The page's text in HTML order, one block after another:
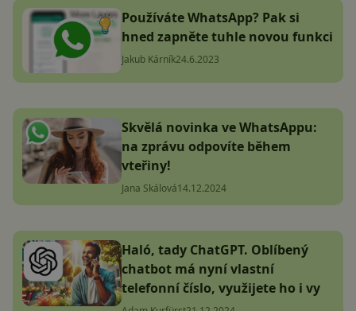
Používáte WhatsApp? Pak si
hned zapněte tuhle novou funkci
Jakub Kárník24.6.2023
Skvělá novinka ve WhatsAppu:
na zprávu odpovíte během
vteřiny!
Jana Skálová14.12.2024
Haló, tady ChatGPT. Oblíbený
chatbot má nyní vlastní
telefonní číslo, využijete ho i vy